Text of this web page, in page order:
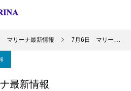
マリーナ最新情報 7月6日 マリーナ最新情報
最新情報